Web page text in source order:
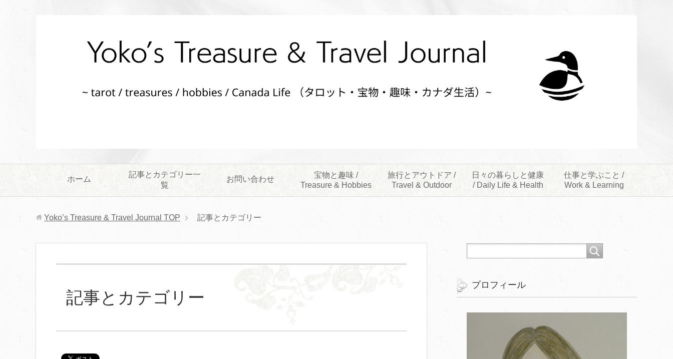
ホーム
記事とカテゴリー一
覧
お問い合わせ
宝物と趣味 /
Treasure & Hobbies
旅行とアウトドア /
Travel & Outdoor
日々の暮らしと健康
/ Daily Life & Health
仕事と学ぶこと /
Work & Learning
Yoko’s Treasure & Travel Journal TOP 記事とカテゴリー
記事とカテゴリー
プロフィール